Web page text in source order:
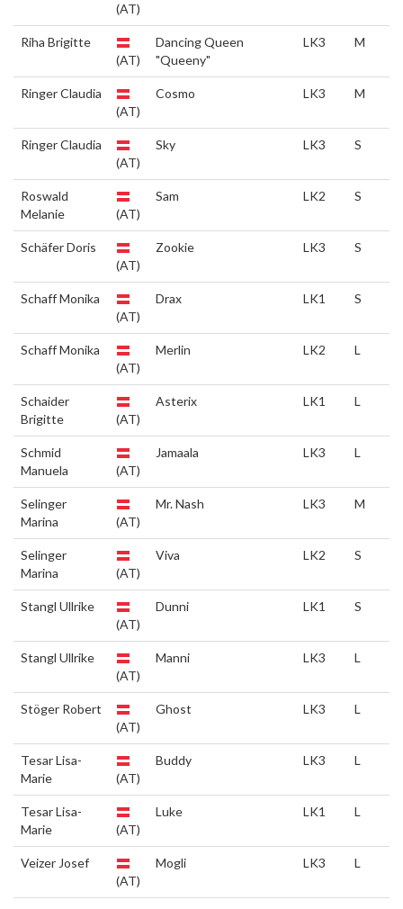
(AT)
Riha Brigitte
(AT)
Dancing Queen
"Queeny"
LK3 M
Ringer Claudia
(AT)
Cosmo LK3 M
Ringer Claudia
(AT)
Sky LK3 S
Roswald
Melanie
(AT)
Sam LK2 S
Schäfer Doris
(AT)
Zookie LK3 S
Schaff Monika
(AT)
Drax LK1 S
Schaff Monika
(AT)
Merlin LK2 L
Schaider
Brigitte
(AT)
Asterix LK1 L
Schmid
Manuela
(AT)
Jamaala LK3 L
Selinger
Marina
(AT)
Mr. Nash LK3 M
Selinger
Marina
(AT)
Viva LK2 S
Stangl Ullrike
(AT)
Dunni LK1 S
Stangl Ullrike
(AT)
Manni LK3 L
Stöger Robert
(AT)
Ghost LK3 L
Tesar Lisa-
Marie
(AT)
Buddy LK3 L
Tesar Lisa-
Marie
(AT)
Luke LK1 L
Veizer Josef
(AT)
Mogli LK3 L